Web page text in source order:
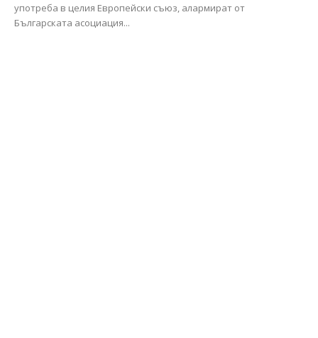
употреба в целия Европейски съюз, алармират от
Българската асоциация...